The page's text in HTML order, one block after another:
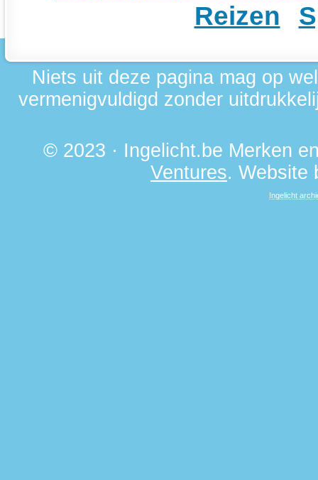
Reizen
Niets uit deze pagina mag op
vermenigvuldigd zonder
© 2023 · Ingelicht.be Merken
Ventures. Website
Ingelicht